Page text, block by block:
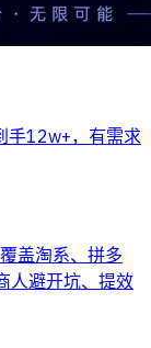
手12w+，有需求
盖淘系、拼多
人避开坑、提效